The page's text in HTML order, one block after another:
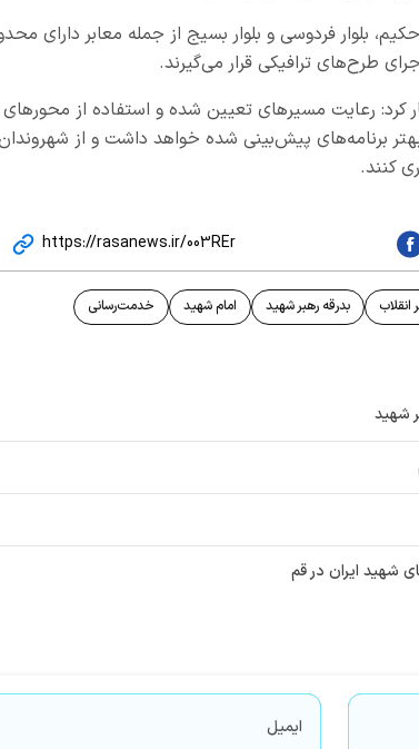
بلوار فردوسی و بلوار بسیج از جمله معابر دارای
طرح‌های ترافیکی قرار می‌گیرند.
کرد: رعایت مسیرهای تعیین شده و استفاده از محورهای
برنامه‌های پیش‌بینی شده خواهد داشت و از
کنند.
https://rasanews.ir/003REr
بدرقه رهبر شهید امام شهید خدمت‌رسانی
شهید